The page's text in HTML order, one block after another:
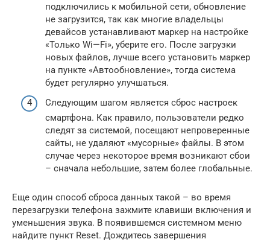
подключились к мобильной сети, обновление
не загрузится, так как многие владельцы
девайсов устанавливают маркер на настройке
«Только Wi—Fi», уберите его. После загрузки
новых файлов, лучше всего установить маркер
на пункте «Автообновление», тогда система
будет регулярно улучшаться.
Следующим шагом является сброс настроек
смартфона. Как правило, пользователи редко
следят за системой, посещают непроверенные
сайты, не удаляют «мусорные» файлы. В этом
случае через некоторое время возникают сбои
– сначала небольшие, затем более глобальные.
Еще один способ сброса данных такой – во время
перезагрузки телефона зажмите клавиши включения и
уменьшения звука. В появившемся системном меню
найдите пункт Reset. Дождитесь завершения